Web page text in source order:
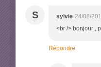
S sylvie 24/08/
<br /> bonjour ,
Répondre